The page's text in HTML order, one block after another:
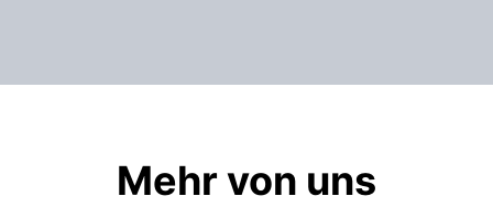
Mehr von uns